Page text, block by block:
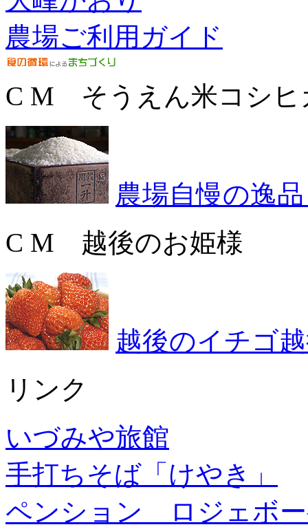
農場ご利用ガイド
C M そうえん米コシヒ
農場自慢の逸
C M 越後のお姫様
越後のイチゴ
リンク
いづみや旅館
手打ちそば「けやき」
ペンション ロジェボ